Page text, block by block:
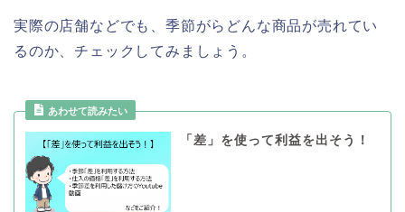
実際の店舗などでも、季節がらどんな商品が売れてい
るのか、チェックしてみましょう。
「差」を使って利益を出そう！